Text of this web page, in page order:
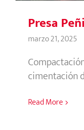
Presa
marzo 21, 2025
cimentación
Read More